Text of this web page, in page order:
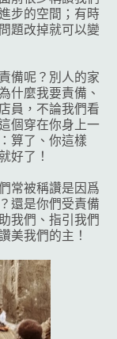
步的空間；有時
題改掉就可以變
備呢？別人的家
什麼我要責備、
員，不論我們看
個穿在你身上一
算了、你這樣
好了！
常被稱讚是因爲
還是你們受責備
我們、指引我們
美我們的主！